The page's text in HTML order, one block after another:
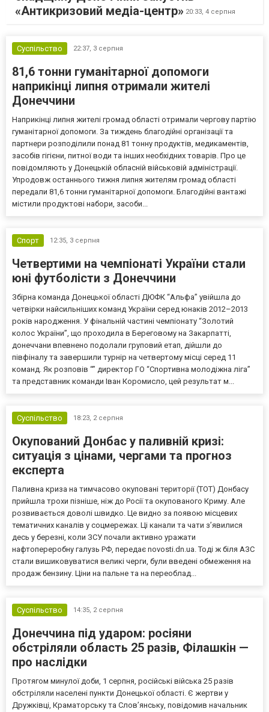
«Антикризовий медіа-центр» 20:33, 4 серпня
Суспільство 22:37, 3 серпня
81,6 тонни гуманітарної допомоги
наприкінці липня отримали жителі
Донеччини
Наприкінці липня жителі громад області отримали чергову партію
гуманітарної допомоги. За тиждень благодійні організації та
партнери розподілили понад 81 тонну продуктів, медикаментів,
засобів гігієни, питної води та інших необхідних товарів. Про це
повідомляють у Донецькій обласній військовій адміністрації.
Упродовж останнього тижня липня жителям громад області
передали 81,6 тонни гуманітарної допомоги. Благодійні вантажі
містили продуктові набори, засоби...
Спорт 12:35, 3 серпня
Четвертими на чемпіонаті України стали
юні футболісти з Донеччини
Збірна команда Донецької області ДЮФК “Альфа” увійшла до
четвірки найсильніших команд України серед юнаків 2012–2013
років народження. У фінальній частині чемпіонату “Золотий
колос України”, що проходила в Береговому на Закарпатті,
донеччани впевнено подолали груповий етап, дійшли до
півфіналу та завершили турнір на четвертому місці серед 11
команд. Як розповів “” директор ГО “Спортивна молодіжна ліга”
та представник команди Іван Коромисло, цей результат м...
Суспільство 18:23, 2 серпня
Окупований Донбас у паливній кризі:
ситуація з цінами, чергами та прогноз
експерта
Паливна криза на тимчасово окуповані території (ТОТ) Донбасу
прийшла трохи пізніше, ніж до Росії та окупованого Криму. Але
розвивається доволі швидко. Це видно за появою місцевих
тематичних каналів у соцмережах. Ці канали та чати з’явилися
десь у березні, коли ЗСУ почали активно уражати
нафтопереробну галузь РФ, передає novosti.dn.ua. Тоді ж біля АЗС
стали вишиковуватися великі черги, були введені обмеження на
продаж бензину. Ціни на пальне та на переоблад...
Суспільство 14:35, 2 серпня
Донеччина під ударом: росіяни
обстріляли область 25 разів, Філашкін —
про наслідки
Протягом минулої доби, 1 серпня, російські війська 25 разів
обстріляли населені пункти Донецької області. Є жертви у
Дружківці, Краматорську та Слов’янську, повідомив начальник